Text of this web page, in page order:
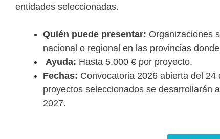
entidades seleccionadas.
Quién puede presentar: Organizaciones
nacional o regional en las provincias
Ayuda: Hasta 5.000 € por proyecto.
Fechas: Convocatoria 2026 abierta del
proyectos seleccionados se desarrollarán
2027.